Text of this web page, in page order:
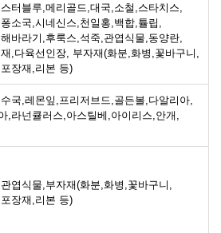
터블루,메리골드,대국,소철,스타치스,
소국,시네신스,천일홍,백합,튤립,
바라기,후룩스,석죽,관엽식물,동양란,
,다육선인장, 부자재(화분,화병,꽃바구니,
장재,리본 등)
국,레몬잎,프리저브드,골든볼,다알리아,
,라넌큘러스,아스틸베,아이리스,안개,
엽식물,부자재(화분,화병,꽃바구니,
장재,리본 등)